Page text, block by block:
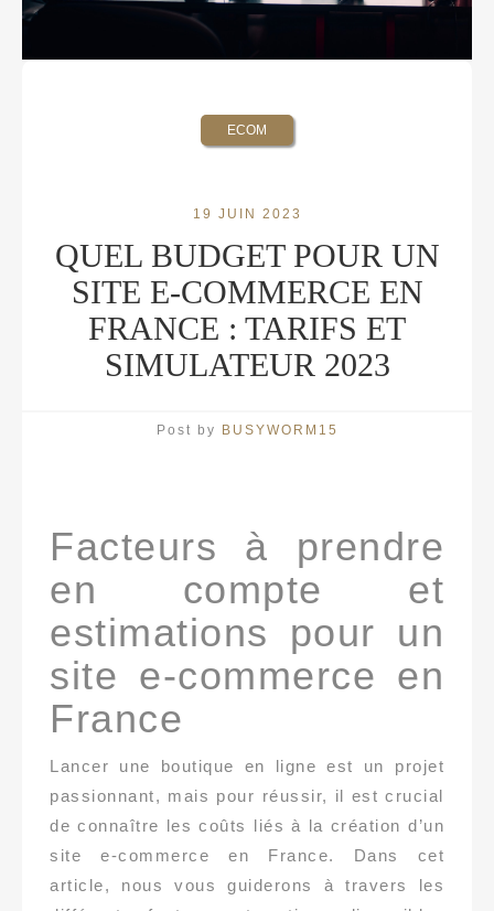
ECOM
19 JUIN 2023
QUEL BUDGET POUR UN
SITE E-COMMERCE EN
FRANCE : TARIFS ET
SIMULATEUR 2023
Post by BUSYWORM15
Facteurs à prendre
en compte et
estimations pour un
site e-commerce en
France
Lancer une boutique en ligne est un projet
passionnant, mais pour réussir, il est crucial
de connaître les coûts liés à la création d’un
site e-commerce en France. Dans cet
article, nous vous guiderons à travers les